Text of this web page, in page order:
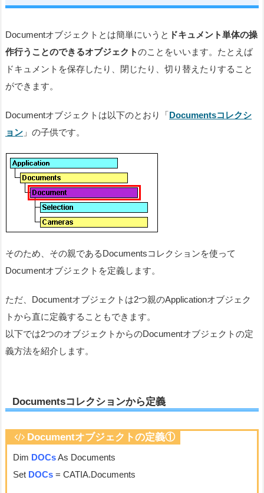
Documentオブジェクトとは簡単にいうと ドキュメント単体の操
作行うことのできるオブジェクトのことをいいます。たとえば
ドキュメントを保存したり、閉じたり、切り替えたりすること
ができます。
Documentオブジェクトは以下のとおり「Documentsコレクシ
ョン 」の子供です。
そのため、その親であるDocumentsコレクションを使って
Documentオブジェクトを定義します。
ただ、Documentオブジェクトは2つ親のApplicationオブジェク
トから直に定義することもできます。
以下では2つのオブジェクトからのDocumentオブジェクトの定
義方法を紹介します。
Documentsコレクションから定義
Documentオブジェクトの定義①
Dim DOCsAs Documents
Set DOCs = CATIA.Documents